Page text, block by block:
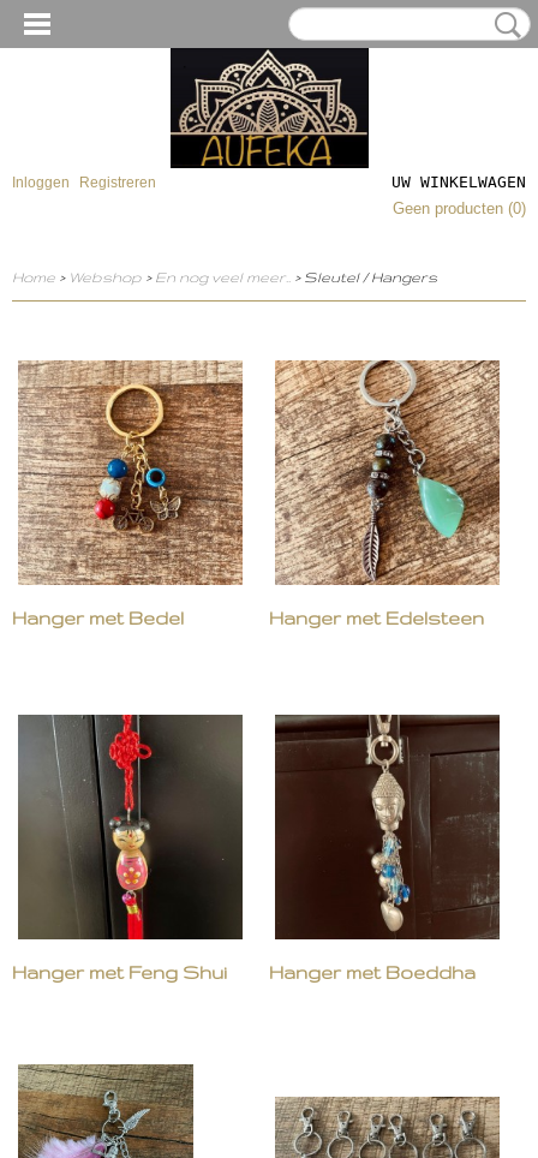
Inloggen Registreren
UW WINKELWAGEN
Geen producten (0)
Home > Webshop > En nog veel meer.. > Sleutel / Hangers
Hanger met Bedel Hanger met Edelsteen
Hanger met Feng Shui Hanger met Boeddha